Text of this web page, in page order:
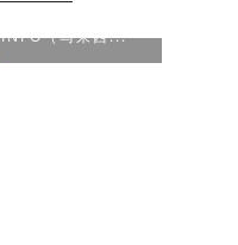
SINGAPORE TAX
INFO（马来西...